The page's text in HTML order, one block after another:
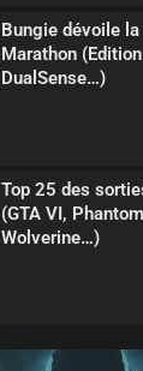
Bungie dévoile
Marathon
DualSense…)
Top 25 des
(GTA VI,
Wolverine…)